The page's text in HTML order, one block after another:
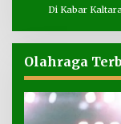
Di Kabar Kaltara
Olahraga